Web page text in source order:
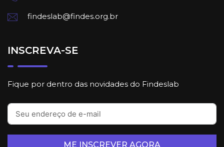
findeslab@findes.org.br
INSCREVA-SE
Fique por dentro das novidades do Findeslab
ME INSCREVER AGORA